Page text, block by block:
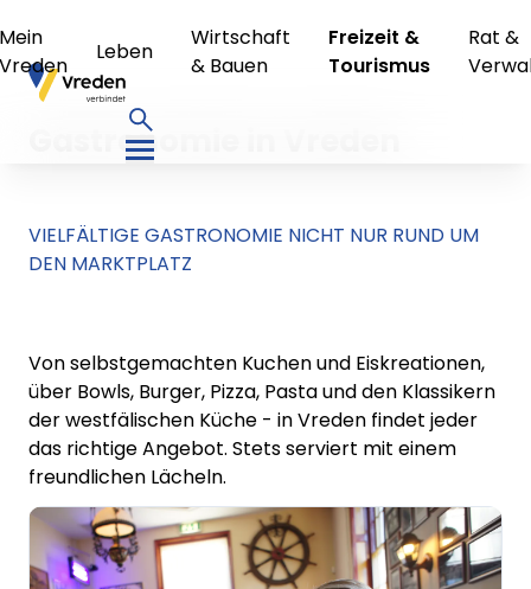
Mein
Vreden
Leben
Wirtschaft
& Bauen
Freizeit &
Tourismus
Rat &
Gastronomie in Vreden
VIELFÄLTIGE GASTRONOMIE NICHT NUR RUND UM
DEN MARKTPLATZ
Von selbstgemachten Kuchen und Eiskreationen,
über Bowls, Burger, Pizza, Pasta und den Klassikern
der westfälischen Küche - in Vreden findet jeder
das richtige Angebot. Stets serviert mit einem
freundlichen Lächeln.